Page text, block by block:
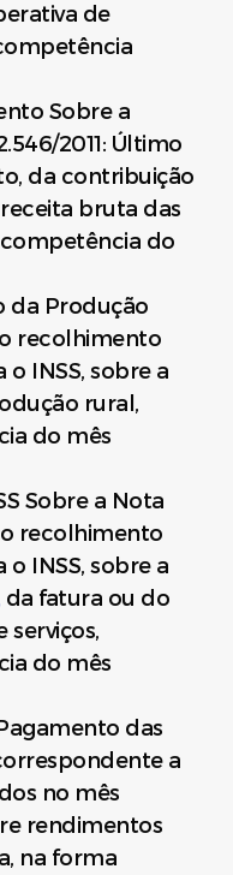
de
Sobre a
2011: Último
da contribuição
bruta das
do
da Produção
recolhimento
INSS, sobre a
rural,
do mês
Sobre a Nota
recolhimento
INSS, sobre a
da fatura ou do
serviços,
do mês
das
a
no mês
rendimentos
na forma